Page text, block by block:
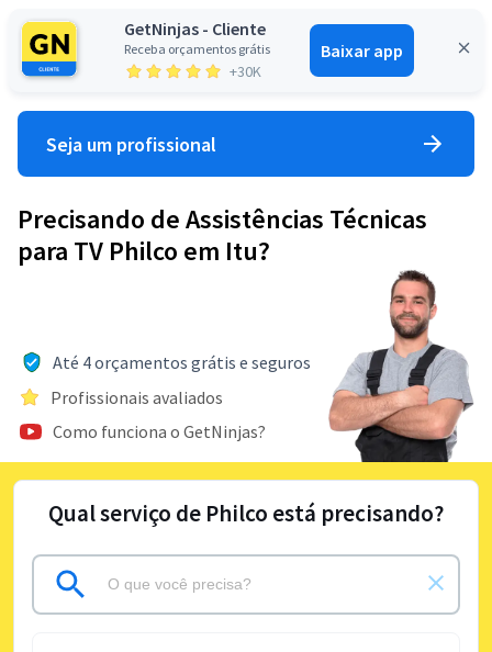
GetNinjas - Cliente
Receba orçamentos grátis
+30K
Baixar app
Entrar
Seja um profissional
Precisando de Assistências Técnicas
para TV Philco em Itu?
Até 4 orçamentos grátis e seguros
Profissionais avaliados
Como funciona o GetNinjas?
Qual serviço de Philco está precisando?